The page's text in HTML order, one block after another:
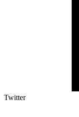
Twitter